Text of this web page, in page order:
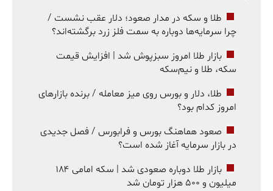
طلا و سکه در مدار صعود؛ دلار عقب نشست /
چرا سرمایه‌ها دوباره به سمت فلز زرد برگشته‌اند؟
بازار طلا امروز سبزپوش شد | افزایش قیمت
سکه، طلا و نیم‌سکه
طلا، دلار و بورس روی میز معامله / برنده بازارهای
امروز کدام بود؟
صعود هماهنگ بورس و فرابورس / فصل جدیدی
در بازار سرمایه آغاز شده است؟
بازار طلا دوباره صعودی شد | سکه امامی ۱۸۴
میلیون و ۵۰۰ هزار تومان شد